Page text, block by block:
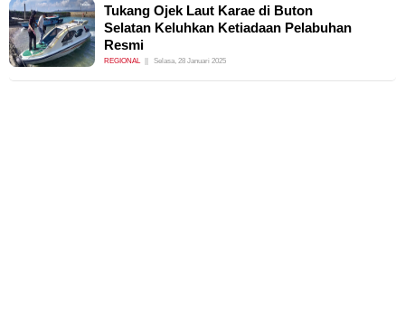
Tukang Ojek Laut Karae di Buton
Selatan Keluhkan Ketiadaan Pelabuhan
Resmi
REGIONAL Selasa, 28 Januari 2025